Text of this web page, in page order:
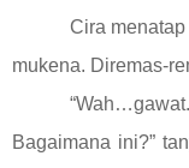
Cira
mukena. Diremas-
Bagaimana ini?”